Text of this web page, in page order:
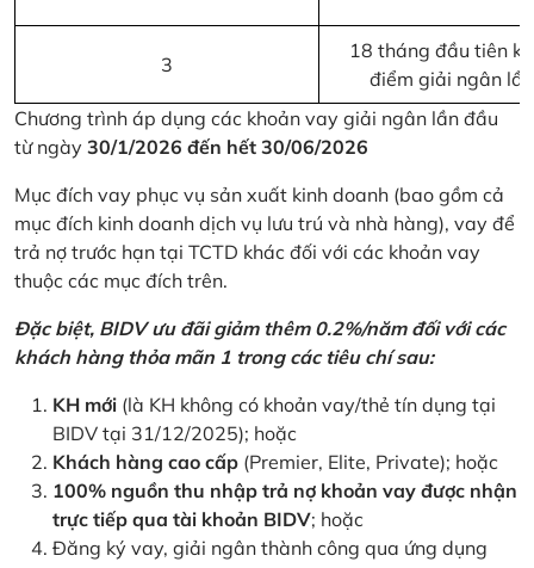
3
18 tháng đầu tiên
điểm giải ngân
Chương trình áp dụng các khoản vay giải ngân lần đầu
từ ngày 30/1/2026 đến hết 30/06/2026
Mục đích vay phục vụ sản xuất kinh doanh (bao gồm cả
mục đích kinh doanh dịch vụ lưu trú và nhà hàng), vay để
trả nợ trước hạn tại TCTD khác đối với các khoản vay
thuộc các mục đích trên.
Đặc biệt, BIDV ưu đãi giảm thêm 0.2%/năm đối với các
khách hàng thỏa mãn 1 trong các tiêu chí sau:
KH mới (là KH không có khoản vay/thẻ tín dụng tại
BIDV tại 31/12/2025); hoặc
Khách hàng cao cấp (Premier, Elite, Private); hoặc
100% nguồn thu nhập trả nợ khoản vay được nhận
trực tiếp qua tài khoản BIDV; hoặc
Đăng ký vay, giải ngân thành công qua ứng dụng